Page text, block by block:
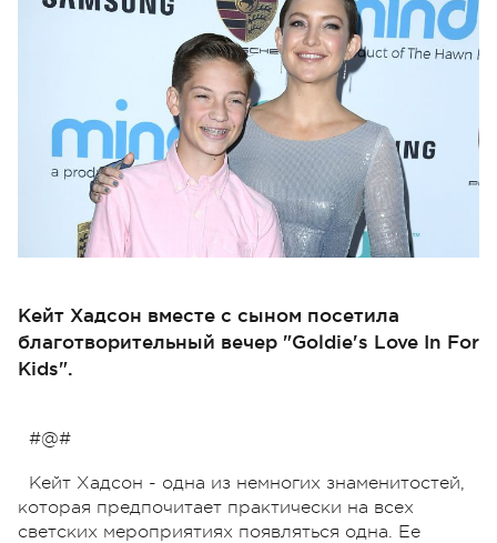
Кейт Хадсон вместе с сыном посетила
благотворительный вечер "Goldie's Love In For
Kids".
#@#
Кейт Хадсон - одна из немногих знаменитостей,
которая предпочитает практически на всех
светских мероприятиях появляться одна. Ее